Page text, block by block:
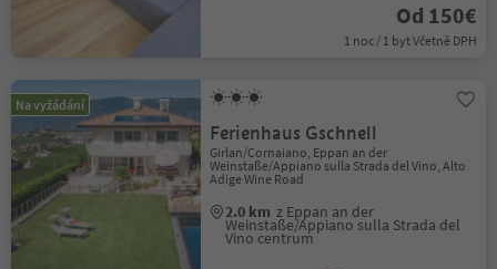
Od 150€
1 noc / 1 byt Včetně DPH
Na vyžádání
Ferienhaus Gschnell
Girlan/Cornaiano, Eppan an der
Weinstaße/Appiano sulla Strada del Vino, Alto
Adige Wine Road
2.0 km z Eppan an der
Weinstaße/Appiano sulla Strada del
Vino centrum